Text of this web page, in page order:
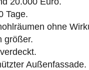
Tage.
ohne
größer.
Außenfassade.